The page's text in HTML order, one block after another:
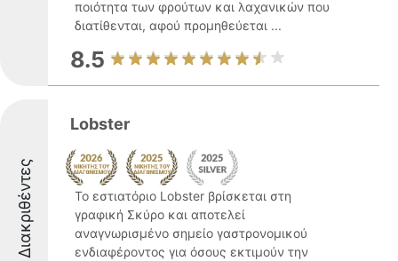
ποιότητα των φρούτων και λαχανικών που
διατίθενται, αφού προμηθεύεται ...
8.5
Διακριθέντες
Lobster
Το εστιατόριο Lobster βρίσκεται στη
γραφική Σκύρο και αποτελεί
αναγνωρισμένο σημείο γαστρονομικού
ενδιαφέροντος για όσους εκτιμούν την